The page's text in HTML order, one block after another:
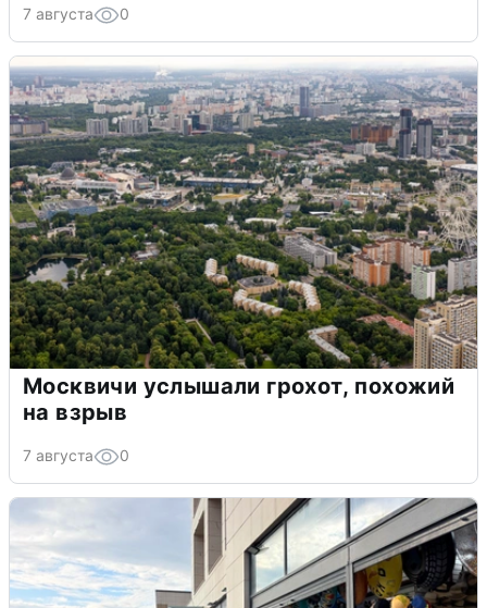
7 августа 0
Москвичи услышали грохот, похожий
на взрыв
7 августа 0